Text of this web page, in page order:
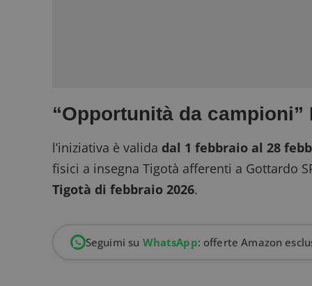
“Opportunità da
l’iniziativa è valida dal 1 febbraio al 28
fisici a insegna Tigotà afferenti a Gottardo
Tigotà di febbraio 2026.
Seguimi su WhatsApp: offerte Amazon